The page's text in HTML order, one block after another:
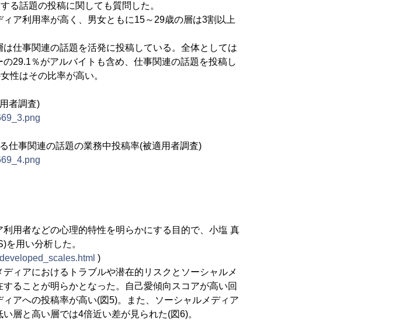
話題の投稿に関しても質問した。
ア利用率が高く、男女ともに15～29歳の層は3割以上
仕事関連の話題を活発に投稿している。全体としては
29.1％がアルバイトも含め、仕事関連の話題を投稿し
性はその比率が高い。
者調査)
仕事関連の話題の業務中投稿率(被適用者調査)
用者などの心理的特性を明らかにする目的で、小塩 真
用い分析した。
)
ィアにおけるトラブルや潜在的リスクとソーシャルメ
ることが明らかとなった。自己愛傾向スコアが高い回
アへの投稿率が高い(図5)。また、ソーシャルメディア
層と高い層では4倍近い差が見られた(図6)。